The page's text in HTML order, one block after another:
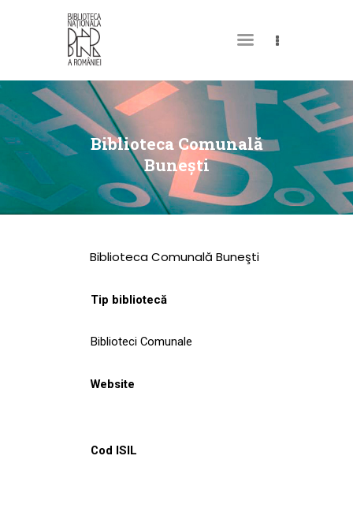
Biblioteca Comunală
Buneşti
DESPRE NOI
PERMISUL MEU DE
BIBLIOTECĂ
CATALOAGE ȘI
COLECȚII
CULTURALE
NOUTĂȚI
Biblioteca Comunală Buneşti
Tip bibliotecă
Biblioteci Comunale
Website
Cod ISIL